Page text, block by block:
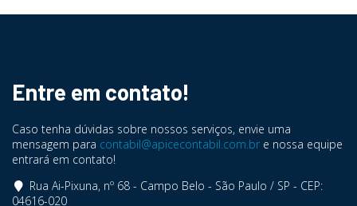
Entre em contato!
Caso tenha dúvidas sobre nossos serviços, envie uma
mensagem para contabil@apicecontabil.com.br e nossa equipe
entrará em contato!
Rua Ai-Pixuna, nº 68 - Campo Belo - São Paulo / SP - CEP:
04616-020